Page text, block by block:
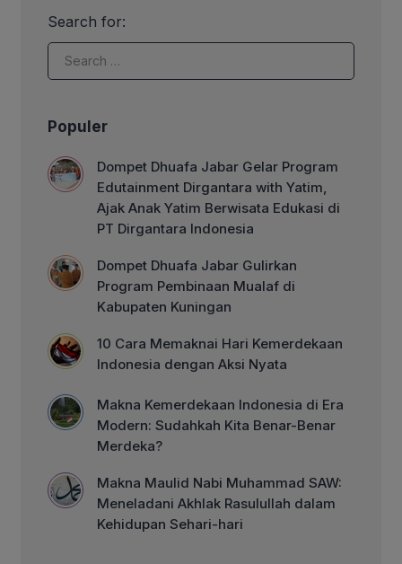
Search for:
Populer
Dompet Dhuafa Jabar Gelar Program
Edutainment Dirgantara with Yatim,
Ajak Anak Yatim Berwisata Edukasi di
PT Dirgantara Indonesia
Dompet Dhuafa Jabar Gulirkan
Program Pembinaan Mualaf di
Kabupaten Kuningan
10 Cara Memaknai Hari Kemerdekaan
Indonesia dengan Aksi Nyata
Makna Kemerdekaan Indonesia di Era
Modern: Sudahkah Kita Benar-Benar
Merdeka?
Makna Maulid Nabi Muhammad SAW:
Meneladani Akhlak Rasulullah dalam
Kehidupan Sehari-hari